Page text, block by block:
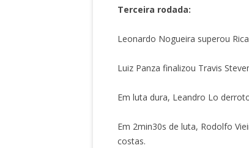
Terceira rodada:
Leonardo Nogueira superou
Luiz Panza finalizou Travis
Em luta dura, Leandro Lo
Em 2min30s de luta, Rodolfo
costas.